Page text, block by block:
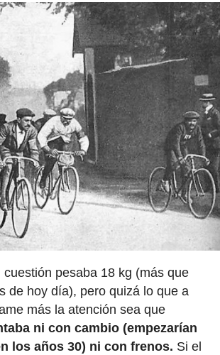
cuestión pesaba 18 kg (más que
de hoy día), pero quizá lo que a
más la atención sea que
ni con cambio (empezarían
los años 30) ni con frenos. Si el